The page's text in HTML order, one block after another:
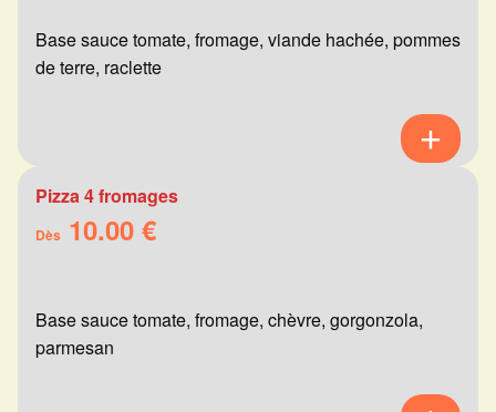
Base sauce tomate, fromage, viande hachée, pommes
de terre, raclette
Pizza 4 fromages
Dès 10.00 €
Base sauce tomate, fromage, chèvre, gorgonzola,
parmesan